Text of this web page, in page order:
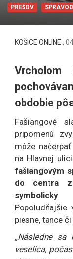
PREŠOV
KOŠICE ONLINE ,
Vrcholom
obdobie
Fašiangové
pripomenú
môže
na Hlavnej ulici.
fašiangovým
do centra
Popoludňajšie
piesne, tance
„Následne
veselica,